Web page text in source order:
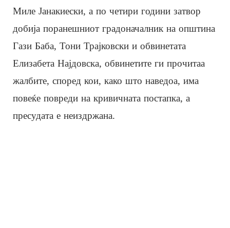
Миле Јанакиески, а по четири години затвор
добија поранешниот градоначалник на општина
Гази Баба, Тони Трајковски и обвинетата
Елизабета Најдовска, обвинетите ги прочитаа
жалбите, според кои, како што наведоа, има
повеќе повреди на кривичната постапка, а
пресудата е неиздржана.